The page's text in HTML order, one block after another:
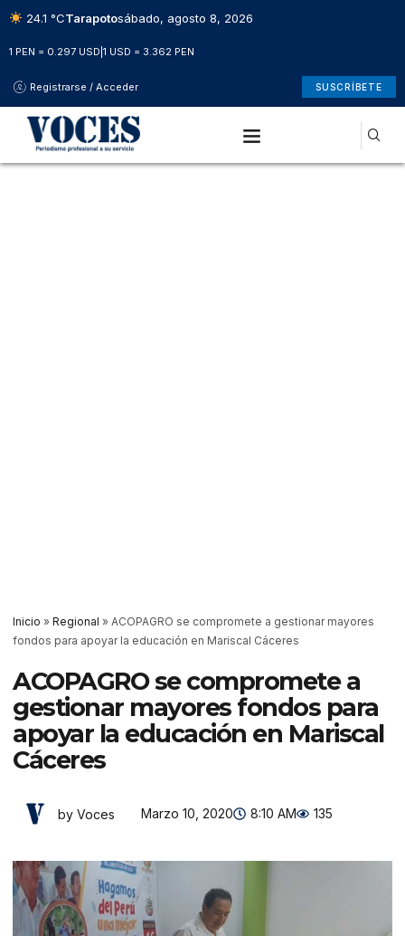
24.1 °CTarapotosábado, agosto 8, 2026
1 PEN = 0.297 USD 1 USD = 3.362 PEN
Registrarse / Acceder SUSCRÍBETE
Inicio » Regional » ACOPAGRO se compromete a gestionar mayores
fondos para apoyar la educación en Mariscal Cáceres
ACOPAGRO se compromete a
gestionar mayores fondos para
apoyar la educación en Mariscal
Cáceres
by Voces Marzo 10, 2020 8:10 AM 135